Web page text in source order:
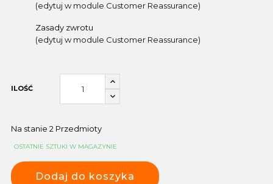
(edytuj w module Customer Reassurance)
Zasady zwrotu
(edytuj w module Customer Reassurance)
ILOŚĆ
Na stanie 2 Przedmioty
OSTATNIE SZTUKI W MAGAZYNIE
Dodaj do koszyka